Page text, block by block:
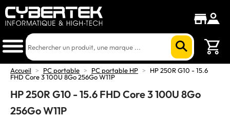
Accueil > PC portable > PC portable HP >
HP 250R G10 - 15.6
FHD Core 3 100U 8Go 256Go W11P
HP 250R G10 - 15.6 FHD Core 3 100U 8Go
256Go W11P